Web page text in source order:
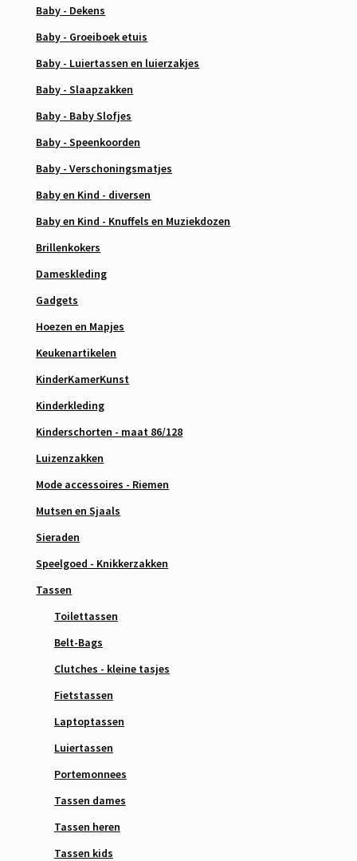
Baby - Dekens
Baby - Groeiboek etuis
Baby - Luiertassen en luierzakjes
Baby - Slaapzakken
Baby - Baby Slofjes
Baby - Speenkoorden
Baby - Verschoningsmatjes
Baby en Kind - diversen
Baby en Kind - Knuffels en Muziekdozen
Brillenkokers
Dameskleding
Gadgets
Hoezen en Mapjes
Keukenartikelen
KinderKamerKunst
Kinderkleding
Kinderschorten - maat 86/128
Luizenzakken
Mode accessoires - Riemen
Mutsen en Sjaals
Sieraden
Speelgoed - Knikkerzakken
Tassen
Toilettassen
Belt-Bags
Clutches - kleine tasjes
Fietstassen
Laptoptassen
Luiertassen
Portemonnees
Tassen dames
Tassen heren
Tassen kids